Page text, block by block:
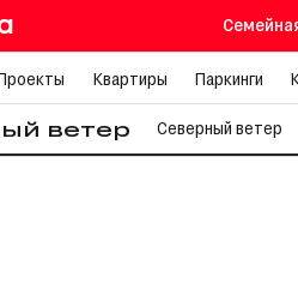
Квартиры Паркинги
ветер Северный ветер